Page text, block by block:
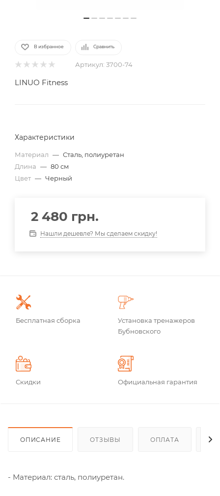
В избранное Сравнить
Артикул: 3700-74
LINUO Fitness
Характеристики
Материал — Сталь, полиуретан
Длина — 80 см
Цвет — Черный
2 480 грн.
Нашли дешевле? Мы сделаем скидку!
Бесплатная сборка
Установка тренажеров
Бубновского
Скидки Официальная гарантия
ОПИСАНИЕ ОТЗЫВЫ ОПЛАТА
- Материал: сталь, полиуретан.